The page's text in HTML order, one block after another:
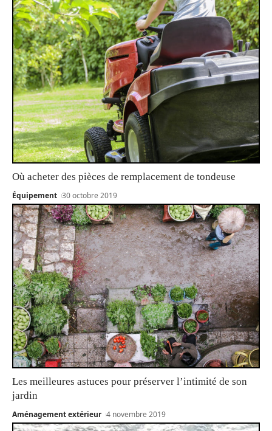
Où acheter des pièces de remplacement de tondeuse
Équipement 30 octobre 2019
Les meilleures astuces pour préserver l’intimité de son
jardin
Aménagement extérieur 4 novembre 2019